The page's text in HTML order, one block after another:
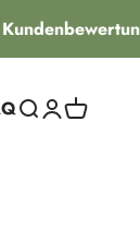
Suche öffnen